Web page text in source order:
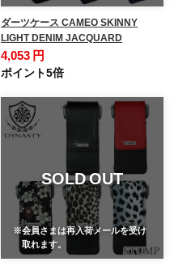
ダーツケース CAMEO SKINNY
LIGHT DENIM JACQUARD
4,053 円
ポイント5倍
SOLD OUT
※会員さまは再入荷メールを受け
取れます。